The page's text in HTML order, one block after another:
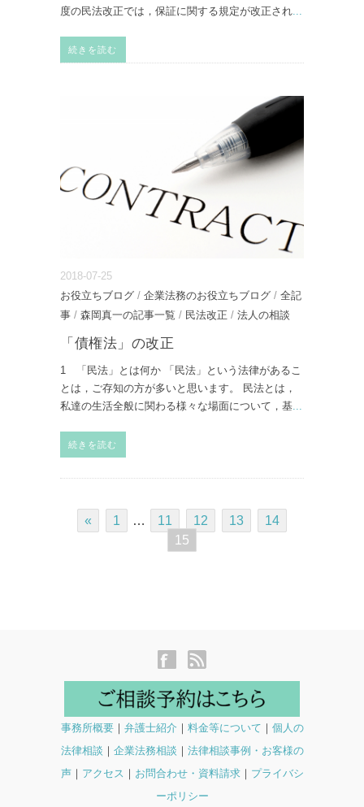
度の民法改正では，保証に関する規定が改正され...
続きを読む
2018-07-25
お役立ちブログ / 企業法務のお役立ちブログ / 全記
事 / 森岡真一の記事一覧 / 民法改正 / 法人の相談
「債権法」の改正
1 「民法」とは何か 「民法」という法律があるこ
とは，ご存知の方が多いと思います。 民法とは，
私達の生活全般に関わる様々な場面について，基...
続きを読む
« 1 … 11 12 13
14
15
事務所概要｜ 弁護士紹介 ｜ 料金等について ｜ 個人の
法律相談 ｜ 企業法務相談 ｜ 法律相談事例・お客様の
声｜ アクセス ｜ お問合わせ・資料請求｜ プライバシ
ーポリシー